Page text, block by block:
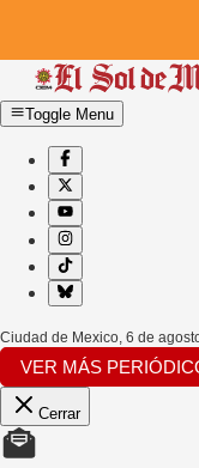
Toggle Menu
Ciudad de Mexico, 6 de
VER MÁS
Cerrar